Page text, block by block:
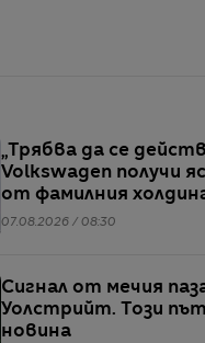
„Трябва да се
Volkswagen получи
от фамилния
групата
07.08.2026 / 08:30
Сигнал от мечия
Уолстрийт. Този
новина